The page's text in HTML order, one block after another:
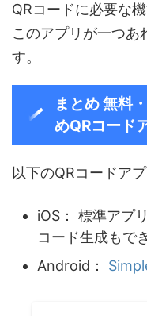
QRコードに必要な
このアプリが一つあ
す。
まとめ 無料
めQRコード
以下のQRコードア
iOS： 標準アプ
コード生成もで
Android：